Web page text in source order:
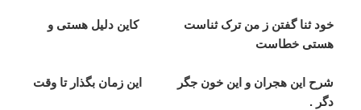
خود ثنا گفتن ز من ترک ثناست کاین دلیل هستی و
هستی خطاست
شرح این هجران و این خون جگر این زمان بگذار تا وقت
دگر .